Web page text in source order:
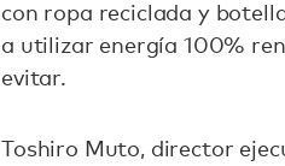
con ropa reciclada y
a utilizar energía 100%
evitar.
Toshiro Muto, director